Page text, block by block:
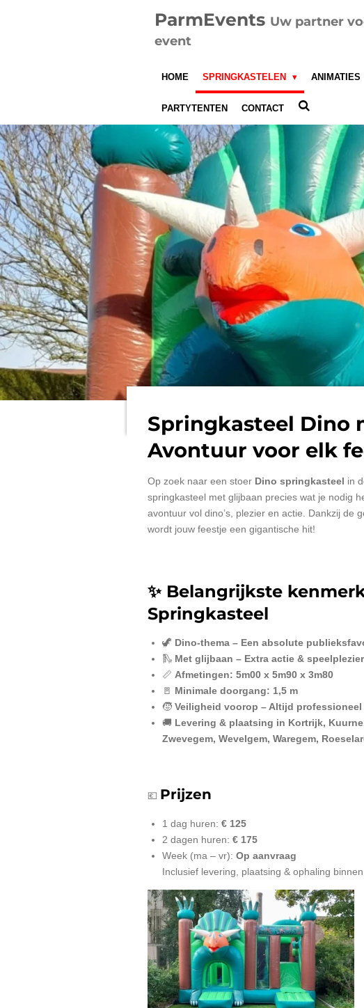
ParmEvents Uw partner
event
HOME SPRINGKASTELEN ANIMATIES
PARTYTENTEN CONTACT
Springkasteel Dino
Avontuur voor elk
Op zoek naar een stoer Dino springkasteel in
springkasteel met glijbaan precies wat je nodig
avontuur vol dino’s, plezier en actie. Dankzij de
wordt jouw feestje een gigantische hit!
✨ Belangrijkste
Springkasteel
🦖 Dino-thema – Een absolute
🛝 Met glijbaan – Extra actie & speelplezier
📏 Afmetingen: 5m00 x 5m90 x 3m80
🚪 Minimale doorgang: 1,5 m
🧒 Veiligheid voorop – Altijd
🚚 Levering & plaatsing in Kortrijk,
Zwevegem, Wevelgem, Waregem,
💶 Prijzen
1 dag huren: € 125
2 dagen huren: € 175
Week (ma – vr): Op aanvraag
Inclusief levering, plaatsing & ophaling